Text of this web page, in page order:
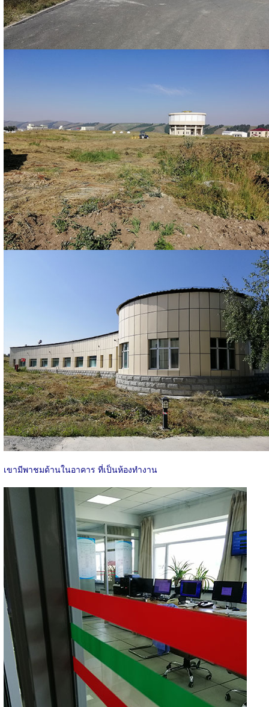
เขามีพาชมด้านในอาคาร ที่เป็นห้องทำงาน